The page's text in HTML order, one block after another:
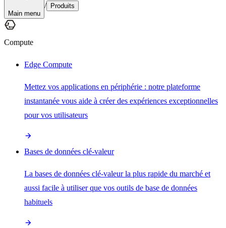
Main menu
/ Produits
Compute
Edge Compute
Mettez vos applications en périphérie : notre plateforme
instantanée vous aide à créer des expériences exceptionnelles
pour vos utilisateurs
Bases de données clé-valeur
La bases de données clé-valeur la plus rapide du marché et
aussi facile à utiliser que vos outils de base de données
habituels